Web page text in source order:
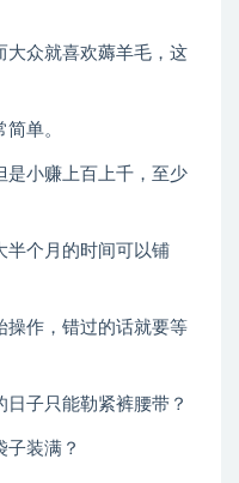
大众就喜欢薅羊毛，这
单。
是小赚上百上千，至少
半个月的时间可以铺
操作，错过的话就要等
子只能勒紧裤腰带？
子装满？